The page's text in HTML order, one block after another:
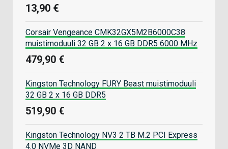
13,90 €
Corsair Vengeance CMK32GX5M2B6000C38
muistimoduuli 32 GB 2 x 16 GB DDR5 6000 MHz
479,90 €
Kingston Technology FURY Beast muistimoduuli
32 GB 2 x 16 GB DDR5
519,90 €
Kingston Technology NV3 2 TB M.2 PCI Express
4.0 NVMe 3D NAND